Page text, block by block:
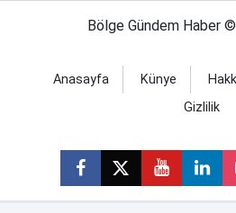
Bölge Gündem Haber
Anasayfa Künye
Gizlilik